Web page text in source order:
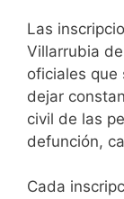
Las
Villarrubia
oficiales que
dejar
civil de las
defunción,
Cada